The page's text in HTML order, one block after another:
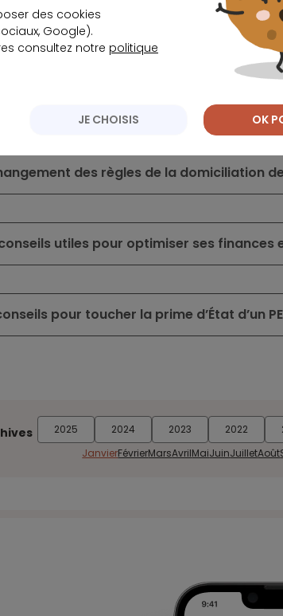
vous intéresser
des règles de la domiciliation
utiles pour optimiser ses finances
pour toucher la prime d’État d’un
2025 2024 2023 2022
JanvierFévrierMarsAvrilMaiJuinJuilletAoût
des cookies
Google).
consultez notre politique
JE CHOISIS OK